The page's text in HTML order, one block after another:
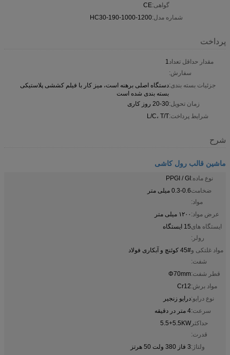
گواهی:CE
شماره مدل:HC30-190-1000-1200
پرداخت
مقدار حداقل تعداد
سفارش:
1
جزئیات بسته بندی:دستگاه اصلی برهنه است، میز کار با فیلم کششی پلاستیکی
بسته بندی شده است
زمان تحویل:20-30 روز کاری
شرایط پرداخت:L/C، T/T
شرح
ماشین قالب رول کاشی
نوع ماده:PPGI / GI
ضخامت
مواد:
0.3-0.6 میلی متر
عرض مواد: ۱۲۰۰ میلی متر
ایستگاه های
رولر:
15 ایستگاه
مواد غلتکی و
شفت:
45# کوئنچ و آبکاری فولاد
قطر شفت:Φ70mm
مواد برش:Cr12
نوع درایو:درایو زنجیر
سرعت:4 متر در دقیقه
حداکثر
قدرت:
5.5+5.5KW
ولتاژ:3 فاز 380 ولت 50 هرتز